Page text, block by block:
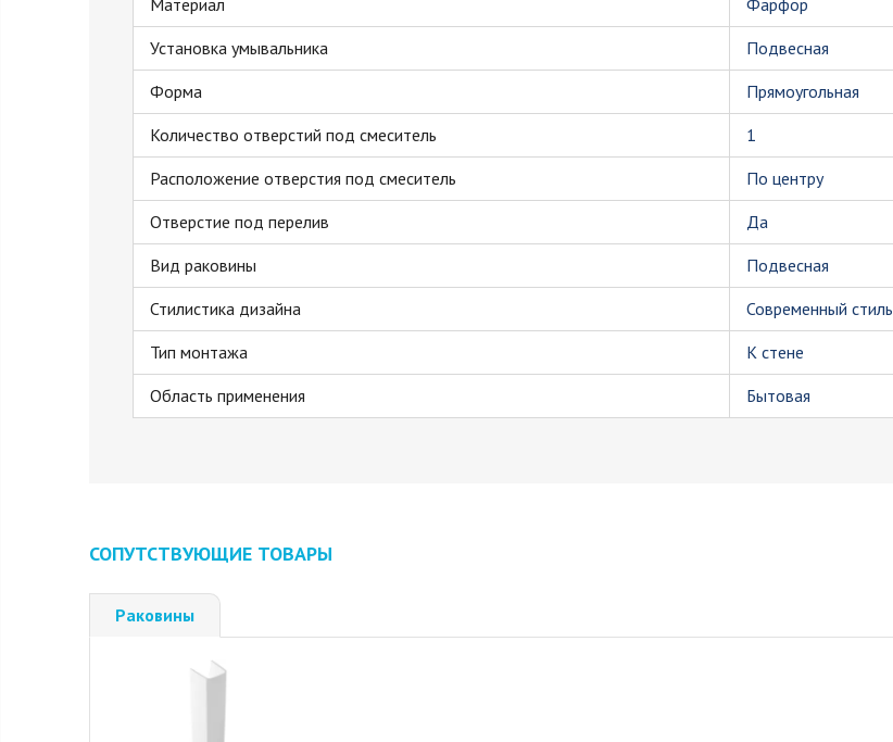
Установка умывальника
Подвесная
Форма
Прямоугольная
Количество отверстий под смеситель
1
Расположение отверстия под смеситель
По центру
Отверстие под перелив
Да
Вид раковины
Подвесная
Стилистика дизайна
Современный стиль
Тип монтажа
К стене
Область применения
Бытовая
СОПУТСТВУЮЩИЕ ТОВАРЫ
Раковины